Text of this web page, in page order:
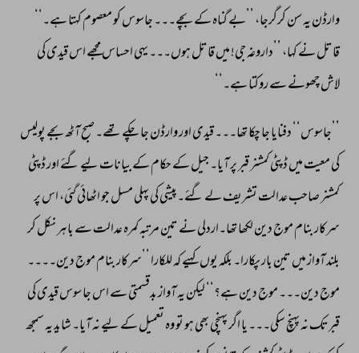
وارڈن یہ سن کرگرجا، ’’بے گناہ کے بچے۔۔۔ جاسوس کو معصوم کہتا ہے۔‘‘
قاتل نے کہا، ’’داروغہ جی! میں قاتل ہوں۔۔۔ یہی احساس مجھے اس قیدی کی
لاش چھونے سے روکتا ہے۔‘‘
’’جاسوس‘‘ دفنایا جا چکا تھا۔۔۔ قیدی اور وارڈن جا چکے تھے۔ صبح آٹھ بجے پولیس
کی معیت میں ڈپٹی کمشنر قبر پر آیا۔ جیل کے حکام کے بیانات لیے گئے اور ڈپٹی
کمشنر صاحب عدالت تشریف لے گئے۔پیشی کی پہلی مسل جو اٹھائی گئی، اس پر
سرکار بنام موج دین لکھا تھا۔اردلی نے تین مرتبہ کمرہ عدالت سے باہر نکل کر
بلند آواز میں تین بار پکارا۔ بلکہ یوں کہیے کہ للکارا ’’سرکار بنام موج دین۔۔۔۔
موج دین۔۔۔ موج دین ہے؟‘‘ لیکن یہ آواز بدقسمتی سے اس جا سوس قیدی کی
قبرتک نہ پہنچ سکی۔۔۔ یا اگر پہنچی بھی ہو تو وہ تعمیل کے لیے نہ آیا۔ شاید یہ سمجھ